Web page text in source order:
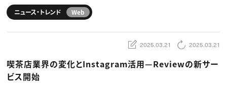
スキルアップしたい！ トップ
デザイン
動画配信・映像制作
ディレクション
業界解説・キャリア事情
お役立ち基礎知識
TOP Creator’s コラム
ゲームクリエイター
映像クリエイター
マーケッター
ニュース・トレンド
ニュース・トレンド Web
2025.03.21 2025.03.21
喫茶店業界の変化とInstagram活用—Reviewの新サー
ビス開始